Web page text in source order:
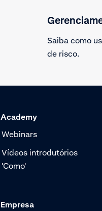
Saiba como
de risco.
Academy
Webinars
Vídeos introdutórios
'Como'
Empresa